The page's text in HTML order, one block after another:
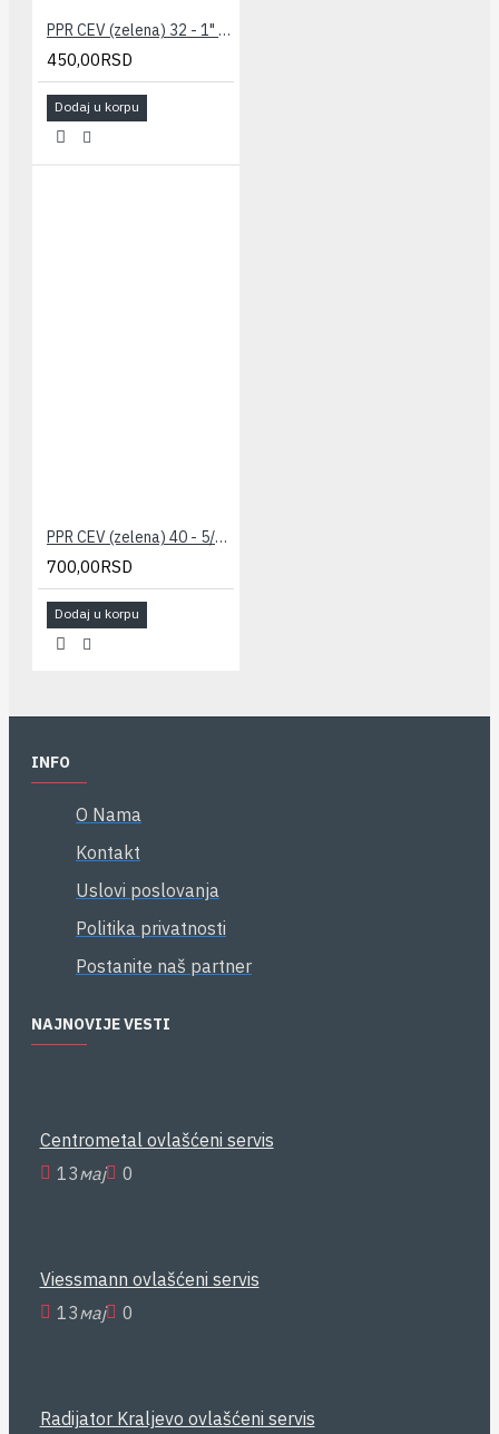
PPR CEV (zelena) 32 - 1" PESTAN
450,00RSD
Dodaj u korpu
PPR CEV (zelena) 40 - 5/4" PESTAN
700,00RSD
Dodaj u korpu
INFO
O Nama
Kontakt
Uslovi poslovanja
Politika privatnosti
Postanite naš partner
NAJNOVIJE VESTI
Centrometal ovlašćeni servis
13мај 0
Viessmann ovlašćeni servis
13мај 0
Radijator Kraljevo ovlašćeni servis